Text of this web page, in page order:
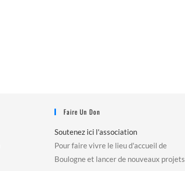
Faire Un Don
Soutenez ici l'association
Pour faire vivre le lieu d'accueil de
Boulogne et lancer de nouveaux projets